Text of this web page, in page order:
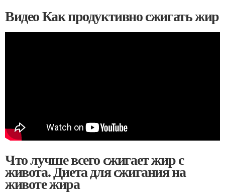
Видео Как продуктивно сжигать жир
Что лучше всего сжигает жир с
живота. Диета для сжигания на
животе жира